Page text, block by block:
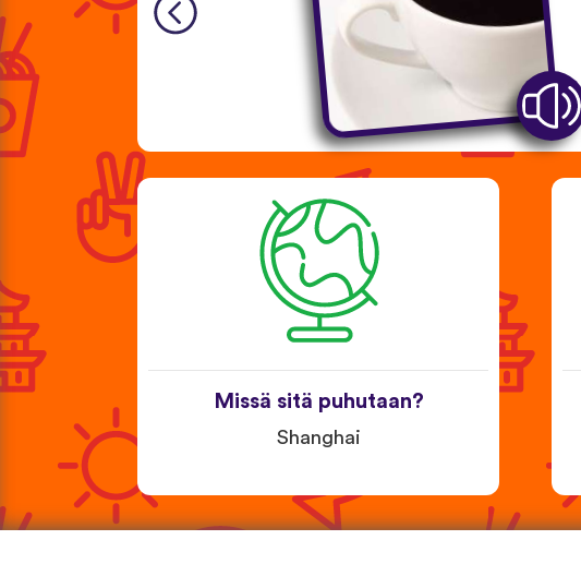
Missä sitä puhutaan?
Shanghai